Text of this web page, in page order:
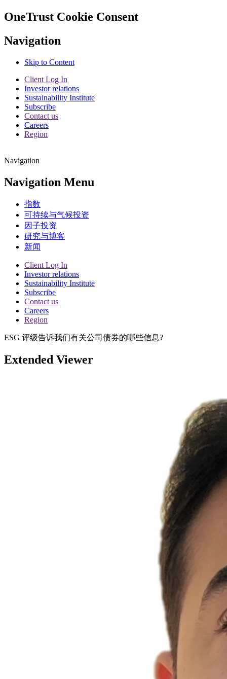
OneTrust Cookie Consent
Navigation
Skip to Content
Client Log In
Investor relations
Sustainability Institute
Subscribe
Contact us
Careers
Region
Navigation
Navigation Menu
指数
可持续与气候投资
因子投资
研究与博客
新闻
Client Log In
Investor relations
Sustainability Institute
Subscribe
Contact us
Careers
Region
ESG 评级告诉我们有关公司债券的哪些信息?
Extended Viewer